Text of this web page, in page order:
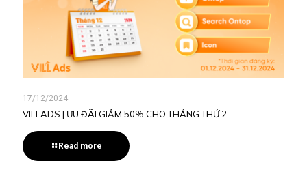
17/12/2024
VILLADS | ƯU ĐÃI GIẢM 50% CHO THÁNG THỨ 2
Read more